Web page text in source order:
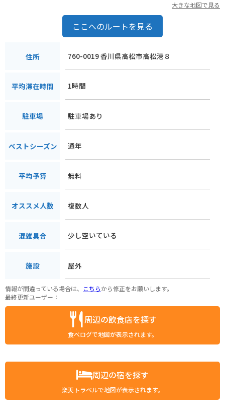
写真スポットとしても人気で、瀬戸内海と灯台を背景に、思い
出に残る一枚を撮影することができます。香川県を訪れた際に
は、ぜひせとしるべを訪れてみてください。
大きな地図で見る
ここへのルートを見る
住所 760-0019 香川県高松市高松港８
平均滞在時間 1時間
駐車場 駐車場あり
ベストシーズン 通年
平均予算 無料
オススメ人数 複数人
混雑具合 少し空いている
施設 屋外
情報が間違っている場合は、 こちらから修正をお願いします。
最終更新ユーザー：
周辺の飲食店を探す
食べログで地図が表示されます。
周辺の宿を探す
楽天トラベルで地図が表示されます。